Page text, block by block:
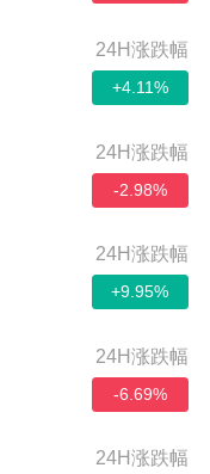
24H涨跌幅
+4.11%
24H涨跌幅
-2.98%
24H涨跌幅
+9.95%
24H涨跌幅
-6.69%
24H涨跌幅